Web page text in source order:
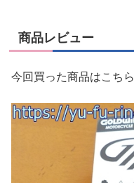
商品レビュー
今回買った商品はこちら